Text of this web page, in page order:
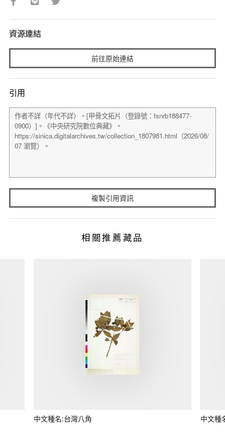
資源連結
前往原始連結
引用
複製引用資訊
相關推薦藏品
中文種名:台灣八角 中文種